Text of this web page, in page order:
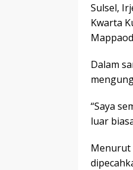
Sulsel,
Kwarta
Dalam
“Saya
luar
Menurut